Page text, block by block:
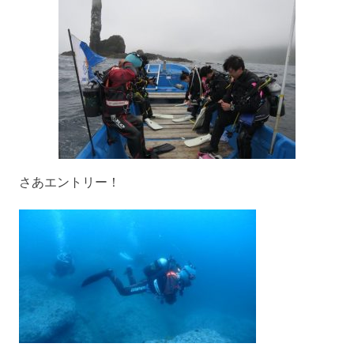
さあエントリー！